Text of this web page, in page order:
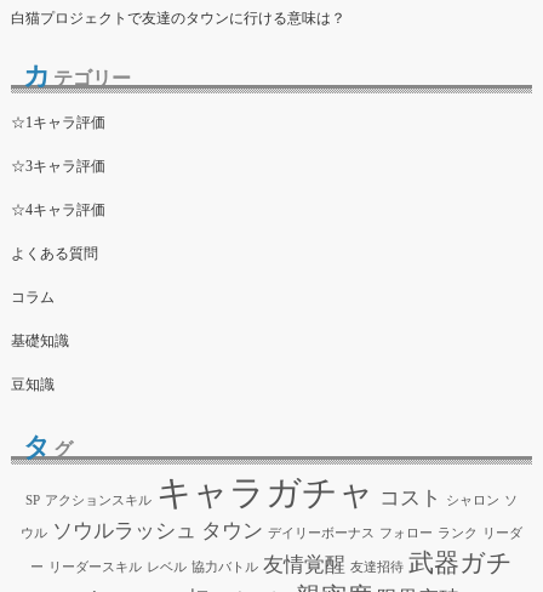
白猫プロジェクトで友達のタウンに行ける意味は？
カ テゴリー
☆1キャラ評価
☆3キャラ評価
☆4キャラ評価
よくある質問
コラム
基礎知識
豆知識
タ グ
SP アクションスキル キャラガチャ コスト シャロン ソ
ウル ソウルラッシュ タウン デイリーボーナス フォロー ランク リーダ
ー リーダースキル レベル 協力バトル 友情覚醒 友達招待 武器ガチ